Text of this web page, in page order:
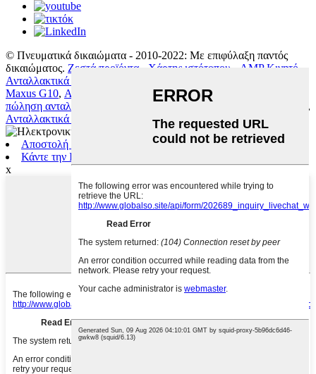
© Πνευματικά δικαιώματα - 2010-2022: Με επιφύλαξη παντός
δικαιώματος. Ζεστά προϊόντα Χάρτης ιστότοπου
AMP Κινητό
Ανταλλακτικά αυτοκινήτων Chery
Maxus G10, Ανταλλακτικά αυτοκινήτων SAIC MG GT
πώληση ανταλλακτικών Mg 5
,
Ανταλλακτικά Αυτοκινήτων Maxus,
Αποστολή ηλεκτρονικού ταχυδρομείου
Κάντε την Inquiny
x